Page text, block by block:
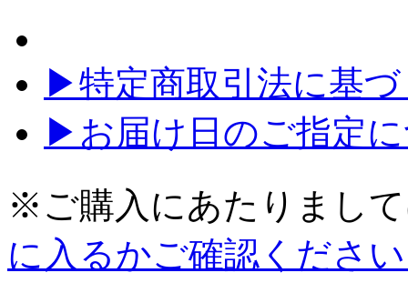
▶特定商取引法に基
▶お届け日のご指定
※ご購入にあたりまし
に入るかご確認くださ